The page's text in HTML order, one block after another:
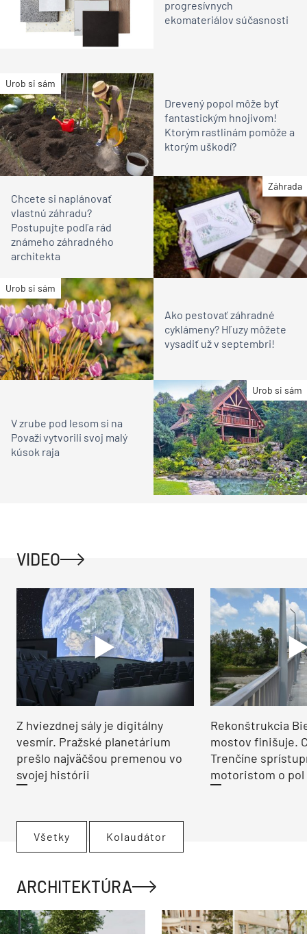
progresívnych
ekomateriálov súčasnosti
Urob si sám
Drevený popol môže byť
fantastickým hnojivom!
Ktorým rastlinám pomôže a
ktorým uškodí?
Záhrada
Chcete si naplánovať
vlastnú záhradu?
Postupujte podľa rád
známeho záhradného
architekta
Urob si sám
Ako pestovať záhradné
cyklámeny? Hľuzy môžete
vysadiť už v septembri!
Urob si sám
V zrube pod lesom si na
Považí vytvorili svoj malý
kúsok raja
VIDEO
Z hviezdnej sály je digitálny
vesmír. Pražské planetárium
prešlo najväčšou premenou vo
svojej histórii
Rekonštrukcia
mostov finišuje.
Trenčíne
motoristom o pol
Všetky Kolaudátor
ARCHITEKTÚRA